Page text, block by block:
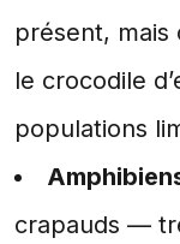
présent,
le crocodile
populations
crapauds —